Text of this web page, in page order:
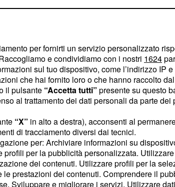
di
e bassi,
Le liti
rischiando di
del
per fornirti un servizio personalizzato
e condividiamo con i nostri 1624
sul tuo dispositivo, come l’indirizzo IP
che hai fornito loro o che hanno raccolto
il pulsante “Accetta tutti” presente su questo
al trattamento dei dati personali da parte
“X” in alto a destra), acconsenti al
di tracciamento diversi dai tecnici.
per: Archiviare informazioni su
per la pubblicità personalizzata.
dei contenuti. Utilizzare profili per la
prestazioni dei contenuti. Comprendere il
Sviluppare e migliorare i servizi. Utilizzare